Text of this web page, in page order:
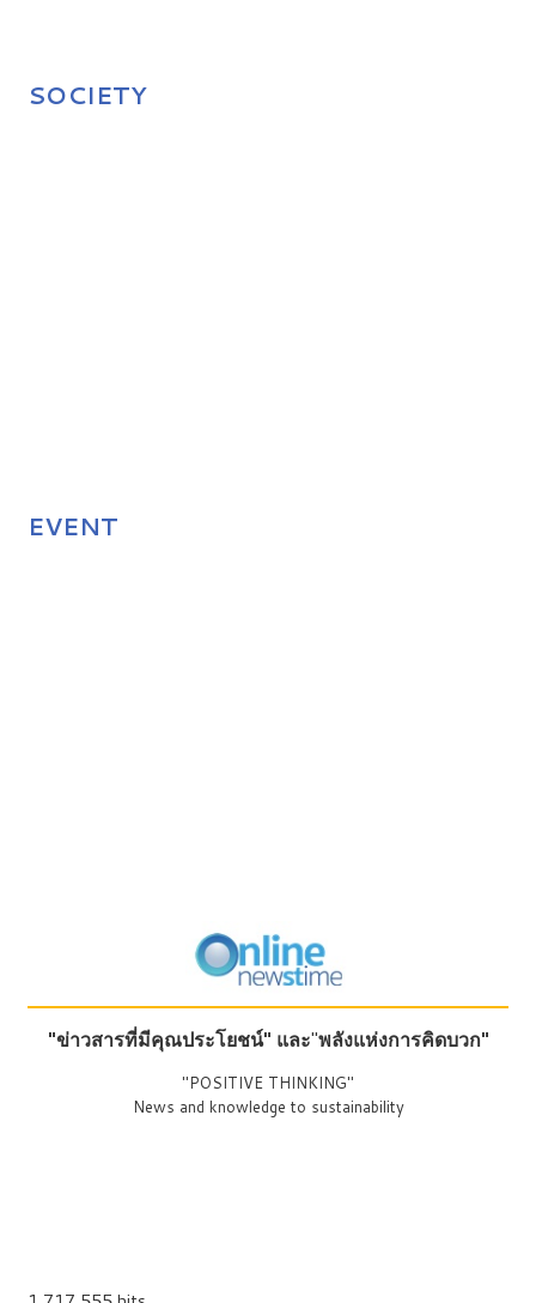
SOCIETY
EVENT
"ข่าวสารที่มีคุณประโยชน์" และ"พลังแห่งการคิดบวก"
"POSITIVE THINKING"
News and knowledge to sustainability